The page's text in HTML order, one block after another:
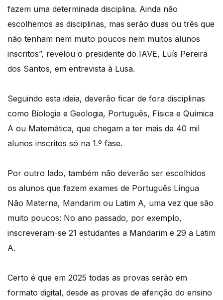
fazem uma determinada disciplina. Ainda não
escolhemos as disciplinas, mas serão duas ou três que
não tenham nem muito poucos nem muitos alunos
inscritos”, revelou o presidente do IAVE, Luís Pereira
dos Santos, em entrevista à Lusa.
Seguindo esta ideia, deverão ficar de fora disciplinas
como Biologia e Geologia, Português, Física e Química
A ou Matemática, que chegam a ter mais de 40 mil
alunos inscritos só na 1.º fase.
Por outro lado, também não deverão ser escolhidos
os alunos que fazem exames de Português Língua
Não Materna, Mandarim ou Latim A, uma vez que são
muito poucos: No ano passado, por exemplo,
inscreveram-se 21 estudantes a Mandarim e 29 a Latim
A.
Certo é que em 2025 todas as provas serão em
formato digital, desde as provas de aferição do ensino